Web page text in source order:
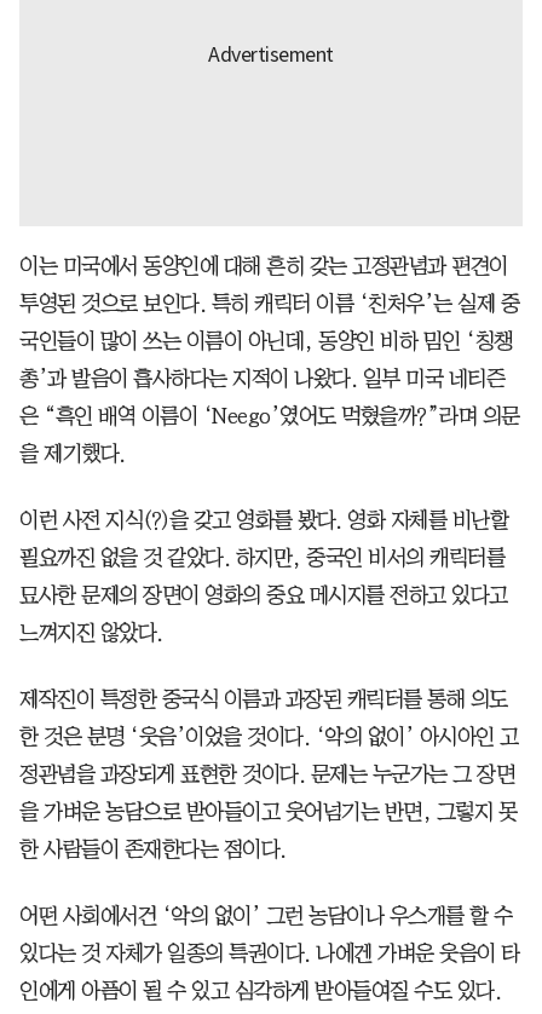
이는 미국에서 동양인에 대해 흔히 갖는 고정관념과 편견이
투영된 것으로 보인다. 특히 캐릭터 이름 ‘친처우’는 실제 중
국인들이 많이 쓰는 이름이 아닌데, 동양인 비하 밈인 ‘칭챙
총’과 발음이 흡사하다는 지적이 나왔다. 일부 미국 네티즌
은 “흑인 배역 이름이 ‘Neego’였어도 먹혔을까?”라며 의문
을 제기했다.
이런 사전 지식(?)을 갖고 영화를 봤다. 영화 자체를 비난할
필요까진 없을 것 같았다. 하지만, 중국인 비서의 캐릭터를
묘사한 문제의 장면이 영화의 중요 메시지를 전하고 있다고
느껴지진 않았다.
제작진이 특정한 중국식 이름과 과장된 캐릭터를 통해 의도
한 것은 분명 ‘웃음’이었을 것이다. ‘악의 없이’ 아시아인 고
정관념을 과장되게 표현한 것이다. 문제는 누군가는 그 장면
을 가벼운 농담으로 받아들이고 웃어넘기는 반면, 그렇지 못
한 사람들이 존재한다는 점이다.
어떤 사회에서건 ‘악의 없이’ 그런 농담이나 우스개를 할 수
있다는 것 자체가 일종의 특권이다. 나에겐 가벼운 웃음이 타
인에게 아픔이 될 수 있고 심각하게 받아들여질 수도 있다.